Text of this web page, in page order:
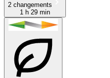
2 changements
1 h 29 min